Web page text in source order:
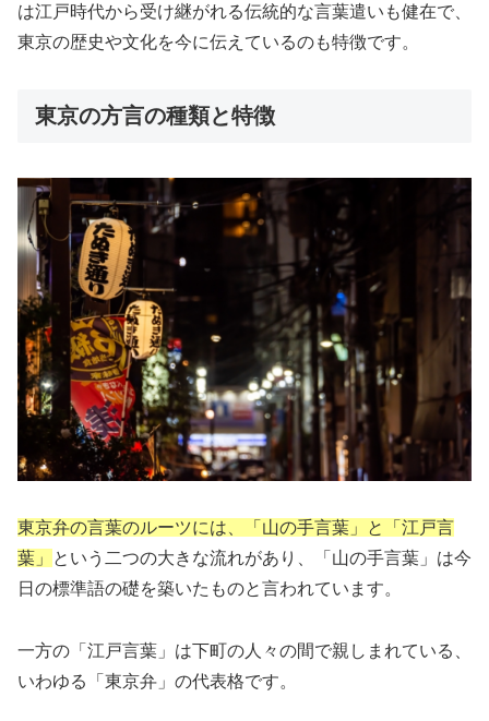
は江戸時代から受け継がれる伝統的な言葉遣いも健在で、
東京の歴史や文化を今に伝えているのも特徴です。
東京の方言の種類と特徴
東京弁の言葉のルーツには、「山の手言葉」と「江戸言
葉」
という二つの大きな流れがあり、「山の手言葉」は今
日の標準語の礎を築いたものと言われています。
一方の「江戸言葉」は下町の人々の間で親しまれている、
いわゆる「東京弁」の代表格です。